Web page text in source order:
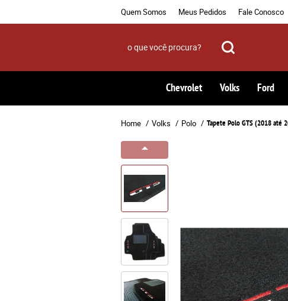
Quem Somos Meus Pedidos Fale Conosco
Chevrolet Volks Ford
Home Volks Polo Tapete Polo GTS (2018 até